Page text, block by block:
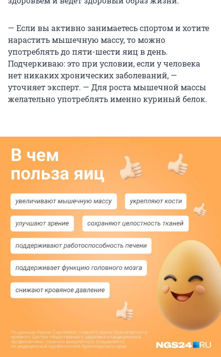
— Если вы активно занимаетесь спортом и хотите
нарастить мышечную массу, то можно
употреблять до пяти-шести яиц в день.
Подчеркиваю: это при условии, если у человека
нет никаких хронических заболеваний, —
уточняет эксперт. — Для роста мышечной массы
желательно употреблять именно куриный белок.